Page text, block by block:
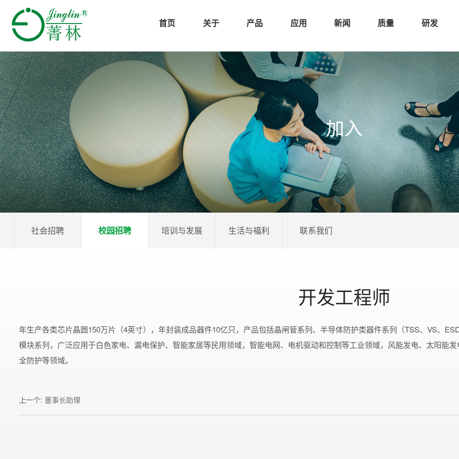
首页 关于 产品 应用 新闻 质量 研发
加入
社会招聘 校园招聘 培训与发展 生活与福利 联系我们
开发工程师
年生产各类芯片晶圆150万片（4英寸），年封装成品器件10亿只，产品包括晶闸管系列、半导体防护类器件系列（TSS、VS、
模块系列，广泛应用于白色家电、漏电保护、智能家居等民用领域，智能电网、电机驱动和控制等工业领域，风能发电、太阳能
全防护等领域。
上一个: 董事长助理